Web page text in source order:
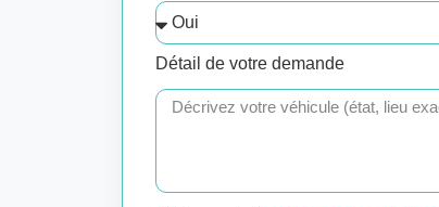
Détail de votre demande